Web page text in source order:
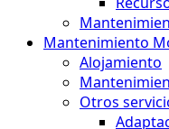
Mantenimiento
Alojamiento
Otros